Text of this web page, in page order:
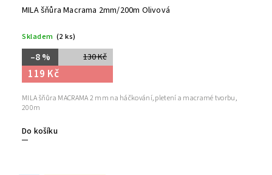
MILA šňůra Macrama 2mm/200m Olivová
Skladem (2 ks)
130 Kč
–8 %
119 Kč
Do košíku
MILA šňůra MACRAMA 2 mm na háčkování, pletení a macramé tvorbu,
200m